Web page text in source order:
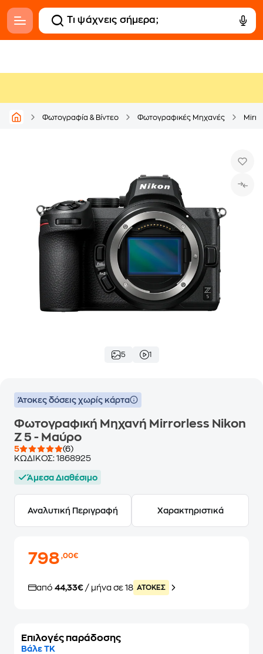
Φωτογραφία & Βίντεο Φωτογραφικές Μηχανές
5 1
Άτοκες δόσεις χωρίς κάρτα
Φωτογραφική Μηχανή Mirrorless Nikon
Z 5 - Μαύρο
5
(6)
ΚΩΔΙΚΟΣ: 1868925
Άμεσα Διαθέσιμο
Αναλυτική Περιγραφή Χαρακτηριστικά
798,00€
από 44,33€ / μήνα σε 18 ATOKEΣ
Επιλογές παράδοσης
Βάλε ΤΚ